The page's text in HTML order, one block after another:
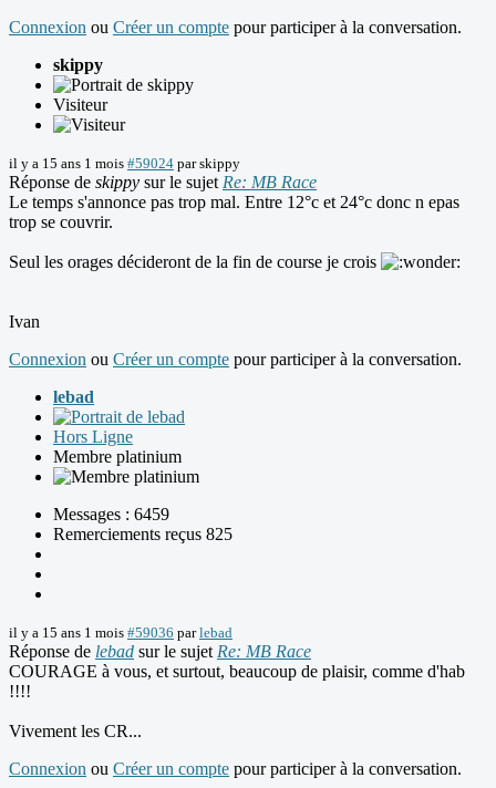
Connexion ou Créer un compte pour participer à la conversation.
skippy
Visiteur
il y a 15 ans 1 mois #59024 parskippy
Réponse de skippy sur le sujet Re: MB Race
Le temps s'annonce pas trop mal. Entre 12°c et 24°c donc n epas
trop se couvrir.
Seul les orages décideront de la fin de course je crois
Ivan
Connexion ou Créer un compte pour participer à la conversation.
lebad
Hors Ligne
Membre platinium
Messages : 6459
Remerciements reçus 825
il y a 15 ans 1 mois #59036 parlebad
Réponse de lebad sur le sujet Re: MB Race
COURAGE à vous, et surtout, beaucoup de plaisir, comme d'hab
!!!!
Vivement les CR...
Connexion ou Créer un compte pour participer à la conversation.